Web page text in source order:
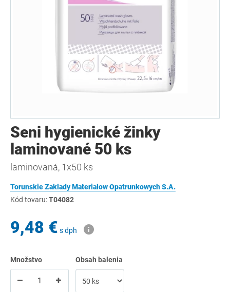
Seni hygienické žinky
laminované 50 ks
laminovaná, 1x50 ks
Torunskie Zaklady Materialow Opatrunkowych S.A.
Kód tovaru:T04082
9,48 € s dph
Množstvo Obsah balenia